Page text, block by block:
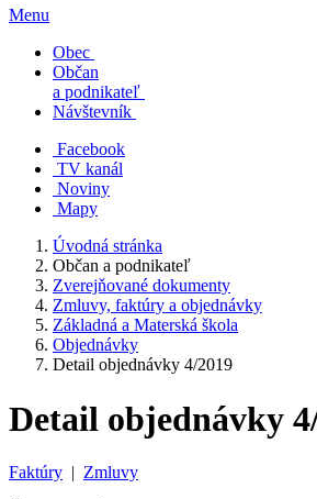
Menu
Obec
Občan
a podnikateľ
Návštevník
Facebook
TV kanál
Noviny
Mapy
Úvodná stránka
Občan a podnikateľ
Zverejňované dokumenty
Zmluvy, faktúry a objednávky
Základná a Materská škola
Objednávky
Detail objednávky 4/2019
Detail objednávky
Faktúry | Zmluvy